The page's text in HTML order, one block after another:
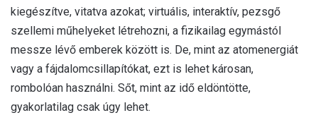
kiegészítve, vitatva azokat; virtuális, interaktív, pezsgő
szellemi műhelyeket létrehozni, a fizikailag egymástól
messze lévő emberek között is. De, mint az atomenergiát
vagy a fájdalomcsillapítókat, ezt is lehet károsan,
rombolóan használni. Sőt, mint az idő eldöntötte,
gyakorlatilag csak úgy lehet.